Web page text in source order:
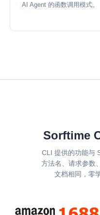
AI Agent 的函数调用模式。
Sorftime
CLI 提供的功能与
方法名、请求参数
文档相同，零